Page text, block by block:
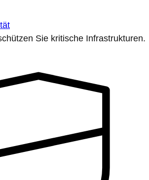
Sie kritische Infrastrukturen.